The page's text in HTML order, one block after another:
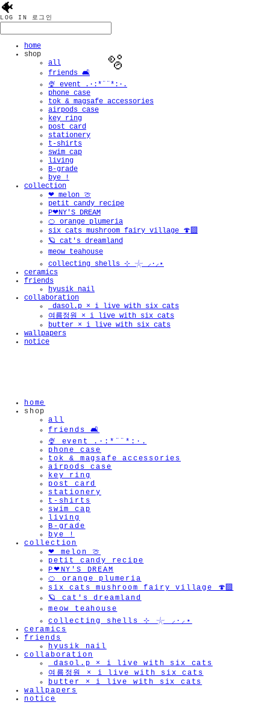
🐠
LOG IN 로그인
home
shop
all
friends 🛋️
🍨 event .·:*¨¨*:·.
phone case
tok & magsafe accessories
airpods case
key ring
post card
stationery
t-shirts
swim cap
living
B-grade
bye !
collection
❤︎ melon 🍈
petit candy recipe
P❤︎NY'S DREAM
🍊 orange plumeria
six cats mushroom fairy village 🍄‍🟫
🪐 cat's dreamland
meow teahouse
collecting shells ⊹ 𓇼 ⸝·⸝⋆
ceramics
friends
hyusik_nail
collaboration
_dasol.p × i live with six cats
여름정원 × i live with six cats
butter × i live with six cats
wallpapers
notice
home
shop
all
friends 🛋️
🍨 event .·:*¨¨*:·.
phone case
tok & magsafe accessories
airpods case
key ring
post card
stationery
t-shirts
swim cap
living
B-grade
bye !
collection
❤︎ melon 🍈
petit candy recipe
P❤︎NY'S DREAM
🍊 orange plumeria
six cats mushroom fairy village 🍄‍🟫
🪐 cat's dreamland
meow teahouse
collecting shells ⊹ 𓇼 ⸝·⸝⋆
ceramics
friends
hyusik_nail
collaboration
_dasol.p × i live with six cats
여름정원 × i live with six cats
butter × i live with six cats
wallpapers
notice